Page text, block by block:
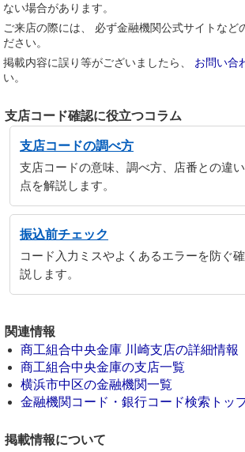
ない場合があります。
ご来店の際には、 必ず金融機関公式サイトなど
ださい。
掲載内容に誤り等がございましたら、 お問い合
い。
支店コード確認に役立つコラム
支店コードの調べ方
支店コードの意味、調べ方、店番との違
点を解説します。
振込前チェック
コード入力ミスやよくあるエラーを防ぐ
説します。
関連情報
商工組合中央金庫 川崎支店の詳細情報
商工組合中央金庫の支店一覧
横浜市中区の金融機関一覧
金融機関コード・銀行コード検索トッ
掲載情報について